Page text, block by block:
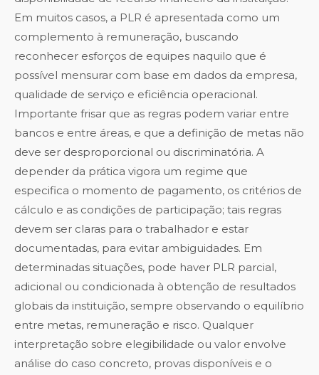
Em muitos casos, a PLR é apresentada como um
complemento à remuneração, buscando
reconhecer esforços de equipes naquilo que é
possível mensurar com base em dados da empresa,
qualidade de serviço e eficiência operacional.
Importante frisar que as regras podem variar entre
bancos e entre áreas, e que a definição de metas não
deve ser desproporcional ou discriminatória. A
depender da prática vigora um regime que
especifica o momento de pagamento, os critérios de
cálculo e as condições de participação; tais regras
devem ser claras para o trabalhador e estar
documentadas, para evitar ambiguidades. Em
determinadas situações, pode haver PLR parcial,
adicional ou condicionada à obtenção de resultados
globais da instituição, sempre observando o equilíbrio
entre metas, remuneração e risco. Qualquer
interpretação sobre elegibilidade ou valor envolve
análise do caso concreto, provas disponíveis e o